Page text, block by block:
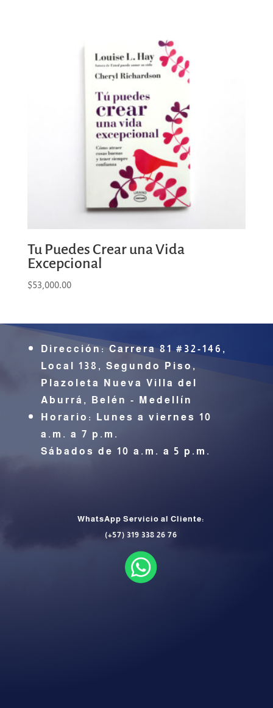
Tu Puedes Crear una Vida
Excepcional
$53,000.00
Dirección: Carrera 81 #32-146,
Local 138, Segundo Piso,
Plazoleta Nueva Villa del
Aburrá,
Belén - Medellín
Horario: Lunes a viernes 10
a.m. a 7 p.m.
Sábados de 10 a.m. a 5 p.m.
WhatsApp Servicio al Cliente:
(+57) 319 338 26 76